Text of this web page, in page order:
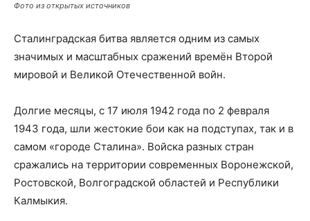
Фото из открытых источников
Сталинградская битва является одним из самых
значимых и масштабных сражений времён Второй
мировой и Великой Отечественной войн.
Долгие месяцы, с 17 июля 1942 года по 2 февраля
1943 года, шли жестокие бои как на подступах, так и в
самом «городе Сталина». Войска разных стран
сражались на территории современных Воронежской,
Ростовской, Волгоградской областей и Республики
Калмыкия.